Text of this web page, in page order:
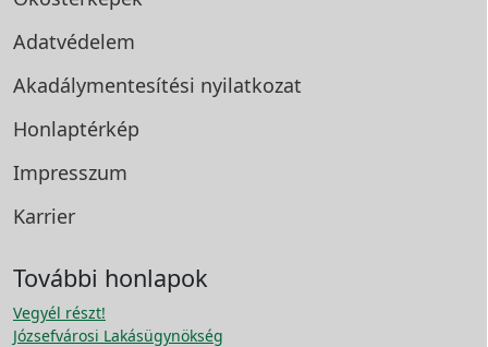
Adatvédelem
Akadálymentesítési nyilatkozat
Honlaptérkép
Impresszum
Karrier
További honlapok
Vegyél részt!
Józsefvárosi Lakásügynökség